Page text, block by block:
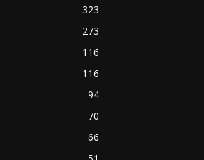
323
273
116
116
94
70
66